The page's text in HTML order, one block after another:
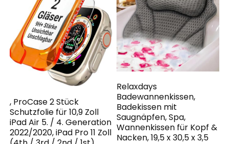
, ProCase 2 Stück
Schutzfolie für 10,9 Zoll
iPad Air 5. / 4. Generation
2022/2020, iPad Pro 11 Zoll
Relaxdays
Badewannenkissen,
Badekissen mit
Saugnäpfen, Spa,
Wannenkissen für Kopf &
Nacken, 19,5 x 30,5 x 3,5